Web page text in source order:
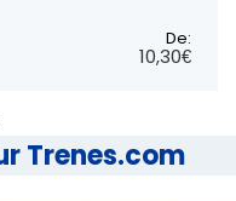
De:
10,30€
Trenes.com